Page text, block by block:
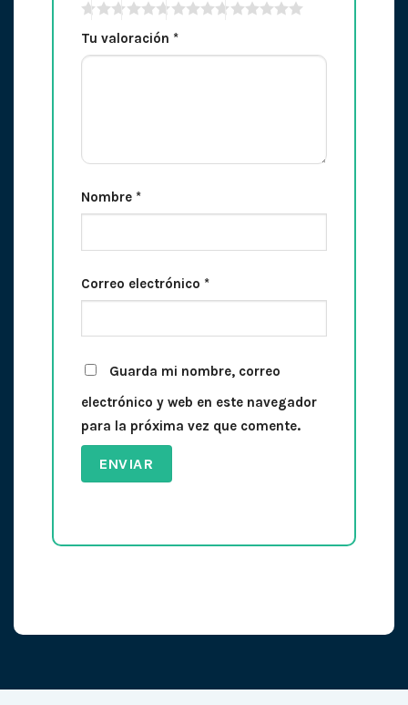
Tu valoración *
Nombre *
Correo electrónico *
Guarda mi nombre, correo
electrónico y web en este navegador
para la próxima vez que comente.